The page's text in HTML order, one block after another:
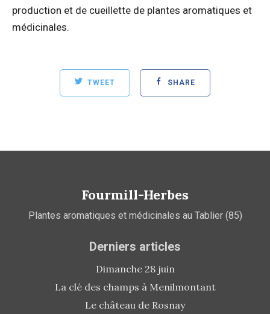
production et de cueillette de plantes aromatiques et
médicinales.
TWEET SHARE
Fourmill-Herbes
Plantes aromatiques et médicinales au Tablier (85)
Derniers articles
Dimanche 28 juin
La clé des champs à Menilmontant
Le château de Rosnay